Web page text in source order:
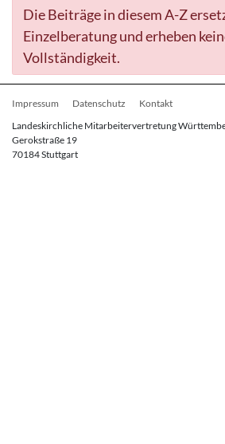
Die Beiträge in diesem A-Z
Einzelberatung und erheben
Vollständigkeit.
Fußbereichsmenü
Impressum Datenschutz
Kontakt
Landeskirchliche Mitarbeitervertretung
Gerokstraße 19
70184 Stuttgart